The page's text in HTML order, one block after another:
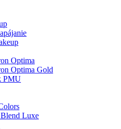
Optima
Optima Gold
PMU
Blend Luxe